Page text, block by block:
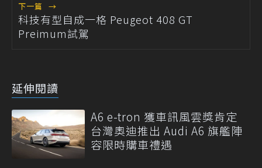
下一篇 →
科技有型自成一格 Peugeot 408 GT
Preimum試駕
延伸閱讀
A6 e-tron 獲車訊風雲獎肯定
台灣奧迪推出 Audi A6 旗艦陣
容限時購車禮遇